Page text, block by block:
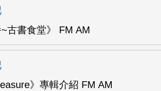
~古書食堂》 FM AM
》專輯介紹 FM AM